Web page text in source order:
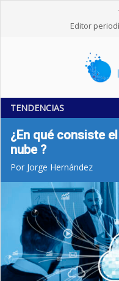
Editor
TENDENCIAS
¿En qué consiste
nube ?
Por Jorge Hernández